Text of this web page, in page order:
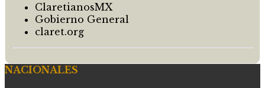
ClaretianosMX
Gobierno General
claret.org
NACIONALES